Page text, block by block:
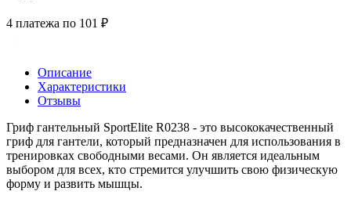
4 платежа по 101 ₽
Описание
Характеристики
Отзывы
Гриф гантельный SportElite R0238 - это высококачественный
гриф для гантели, который предназначен для использования в
тренировках свободными весами. Он является идеальным
выбором для всех, кто стремится улучшить свою физическую
форму и развить мышцы.